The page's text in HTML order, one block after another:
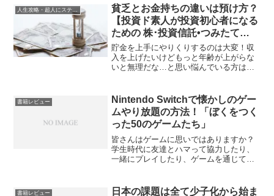
でしまう事件が起きたことがありまし
た。知り合いの人の時も起きたようで
す。首が食いちぎられていたと言ってい
ました。
人生攻略・超人にステップアップ
貧乏とお金持ちの違いは預け方？
【投資ド素人が投資初心者になる
ための 株･投資信託•つみたて
NISA•iDeCo•ふるさと納税 超入
門】
貯金を上手にやりくりするのは大変！収
入を上げたいけどもっと年齢が上がらな
いと無理だな…と思い悩んでいる方は多
金持ちの人と違っているのかもしれませ
ん。「貯金を増やしたい！」と思う反
面、「でも投資って危ないんでしょ？」
という方に向けて初心者向けの
書籍レビュー
Nintendo Switchで懐かしのゲー
ムやり放題の方法！「ぼくをつく
った50のゲームたち」
皆さんはゲームに思いではありますか？
学生時代に友達とハマって協力したり、
一緒にプレイしたり、ゲームを通じて昔
ファイナルファンタジー、マリオ、くに
書籍レビュー 日本の課題は全て少子化から始ま